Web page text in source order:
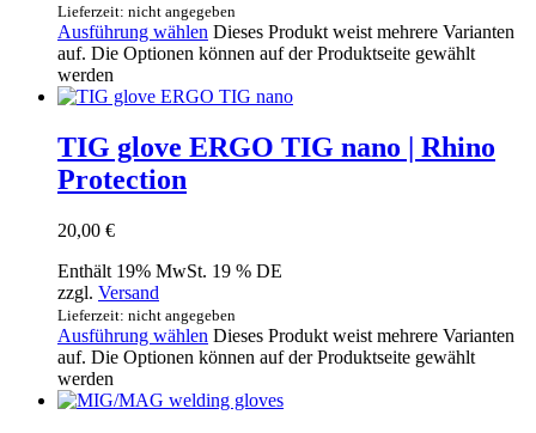
Lieferzeit: nicht angegeben
Ausführung wählen Dieses Produkt weist mehrere Varianten
auf. Die Optionen können auf der Produktseite gewählt
werden
TIG glove ERGO TIG nano | Rhino
Protection
20,00 €
Enthält 19% MwSt. 19 % DE
zzgl. Versand
Lieferzeit: nicht angegeben
Ausführung wählen Dieses Produkt weist mehrere Varianten
auf. Die Optionen können auf der Produktseite gewählt
werden